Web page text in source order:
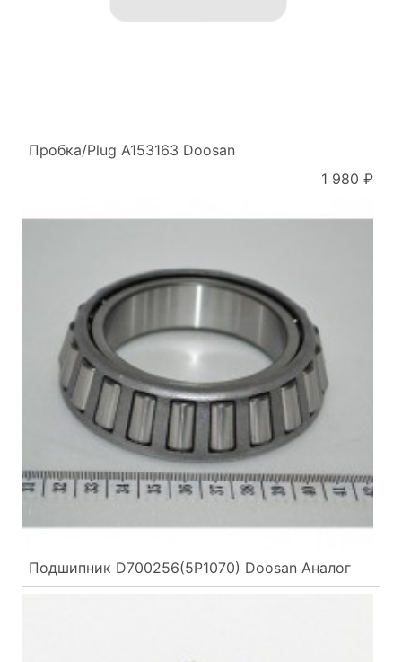
Пробка/Plug A153163 Doosan
1 980 ₽
Подшипник D700256(5P1070) Doosan Аналог